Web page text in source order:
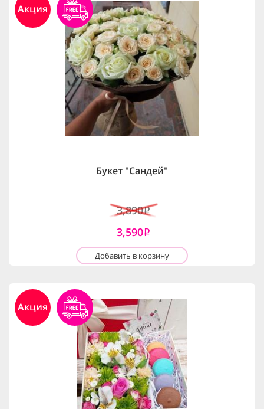
Акция
Букет "Сандей"
3,890i
3,590i
Добавить в корзину
Акция